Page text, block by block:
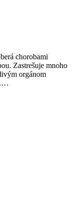
chorobami
Zastrešuje mnoho
orgánom